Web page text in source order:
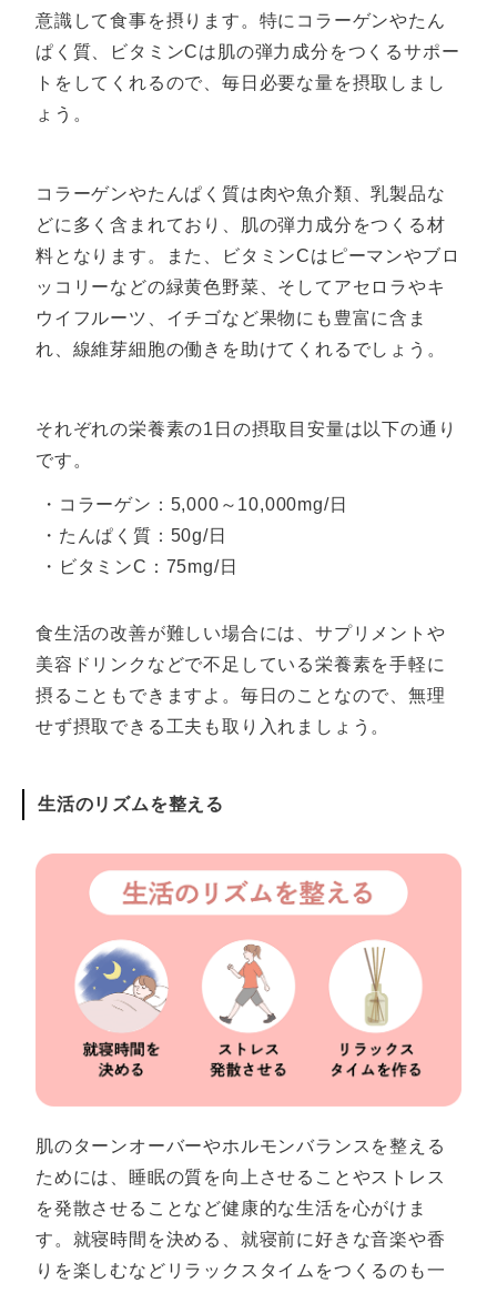
意識して食事を摂ります。特にコラーゲンやたん
ぱく質、ビタミンCは肌の弾力成分をつくるサポー
トをしてくれるので、毎日必要な量を摂取しまし
ょう。
コラーゲンやたんぱく質は肉や魚介類、乳製品な
どに多く含まれており、肌の弾力成分をつくる材
料となります。また、ビタミンCはピーマンやブロ
ッコリーなどの緑黄色野菜、そしてアセロラやキ
ウイフルーツ、イチゴなど果物にも豊富に含ま
れ、線維芽細胞の働きを助けてくれるでしょう。
それぞれの栄養素の1日の摂取目安量は以下の通り
です。
・コラーゲン：5,000～10,000mg/日
・たんぱく質：50g/日
・ビタミンC：75mg/日
食生活の改善が難しい場合には、サプリメントや
美容ドリンクなどで不足している栄養素を手軽に
摂ることもできますよ。毎日のことなので、無理
せず摂取できる工夫も取り入れましょう。
生活のリズムを整える
肌のターンオーバーやホルモンバランスを整える
ためには、睡眠の質を向上させることやストレス
を発散させることなど健康的な生活を心がけま
す。就寝時間を決める、就寝前に好きな音楽や香
りを楽しむなどリラックスタイムをつくるのも一